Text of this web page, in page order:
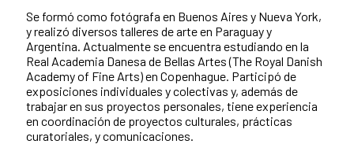
Se formó como fotógrafa en Buenos Aires y Nueva York,
y realizó diversos talleres de arte en Paraguay y
Argentina. Actualmente se encuentra estudiando en la
Real Academia Danesa de Bellas Artes (The Royal Danish
Academy of Fine Arts) en Copenhague. Participó de
exposiciones individuales y colectivas y, además de
trabajar en sus proyectos personales, tiene experiencia
en coordinación de proyectos culturales, prácticas
curatoriales, y comunicaciones.